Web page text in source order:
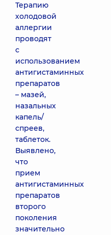
Терапию
холодовой
аллергии
проводят
с
использованием
антигистаминных
препаратов
– мазей,
назальных
капель/
спреев,
таблеток.
Выявлено,
что
прием
антигистаминных
препаратов
второго
поколения
значительно